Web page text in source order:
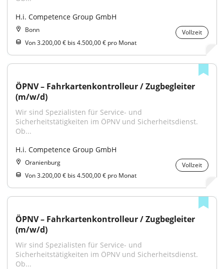
H.i. Competence Group GmbH
Bonn
Vollzeit
Von 3.200,00 € bis 4.500,00 € pro Monat
ÖPNV – Fahrkartenkontrolleur / Zugbegleiter
(m/w/d)
Wir sind Spezialisten für Service- und
Sicherheitstätigkeiten im ÖPNV und Sicherheitsdienst.
Ob...
H.i. Competence Group GmbH
Oranienburg
Vollzeit
Von 3.200,00 € bis 4.500,00 € pro Monat
ÖPNV – Fahrkartenkontrolleur / Zugbegleiter
(m/w/d)
Wir sind Spezialisten für Service- und
Sicherheitstätigkeiten im ÖPNV und Sicherheitsdienst.
Ob...